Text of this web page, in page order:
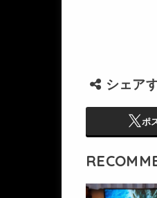
シェア
ポ